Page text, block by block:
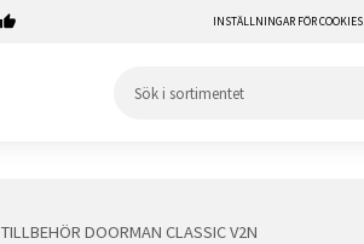
INSTÄLLNINGAR FÖR COOKIES
TILLBEHÖR DOORMAN CLASSIC V2N